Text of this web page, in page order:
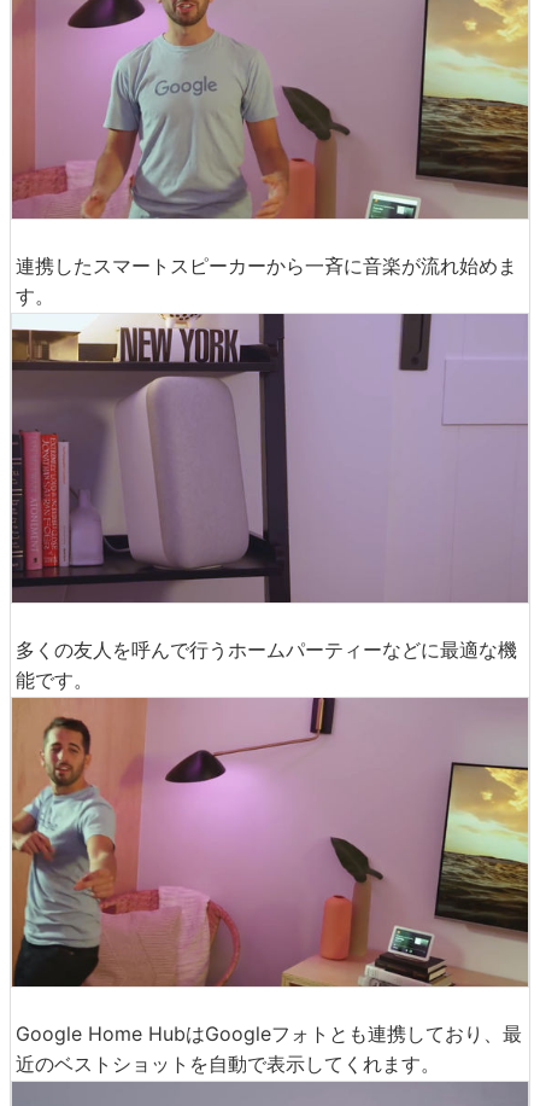
連携したスマートスピーカーから一斉に音楽が流れ始めま
す。
多くの友人を呼んで行うホームパーティーなどに最適な機
能です。
Google Home HubはGoogleフォトとも連携しており、最
近のベストショットを自動で表示してくれます。